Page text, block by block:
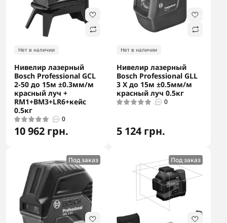
Нет в наличии
Нивелир лазерный
Bosch Professional GCL
2-50 до 15м ±0.3мм/м
красный луч +
RM1+BM3+LR6+кейс
0.5кг
0
10 962 грн.
Нет в наличии
Нивелир лазерный
Bosch Professional GLL
3 X до 15м ±0.5мм/м
красный луч 0.5кг
0
5 124 грн.
Под заказ Под заказ